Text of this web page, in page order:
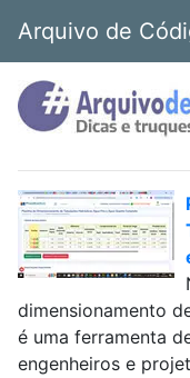
Arquivo de
dimensionamento
é uma ferramenta
engenheiros e